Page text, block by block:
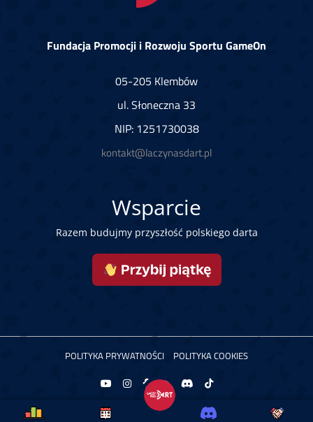
Fundacja Promocji i Rozwoju Sportu GameOn
05-205 Klembów
ul. Słoneczna 33
NIP: 1251730038
kontakt@laczynasdart.pl
Wsparcie
Razem budujmy przyszłość polskiego darta
POLITYKA PRYWATNOŚCI POLITYKA COOKIES
Copyright © 2026 Łączy Nas Dart. Powered by